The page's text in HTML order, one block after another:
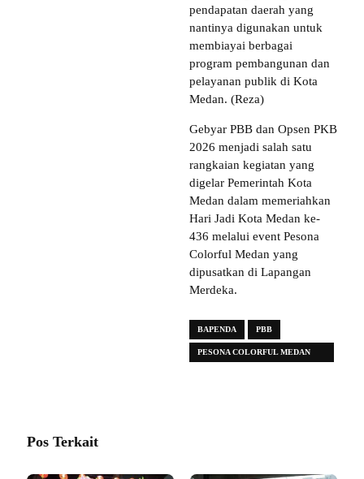
pendapatan daerah yang
nantinya digunakan untuk
membiayai berbagai
program pembangunan dan
pelayanan publik di Kota
Medan. (Reza)
Gebyar PBB dan Opsen PKB
2026 menjadi salah satu
rangkaian kegiatan yang
digelar Pemerintah Kota
Medan dalam memeriahkan
Hari Jadi Kota Medan ke-
436 melalui event Pesona
Colorful Medan yang
dipusatkan di Lapangan
Merdeka.
BAPENDA PBB
PESONA COLORFUL MEDAN
Pos Terkait